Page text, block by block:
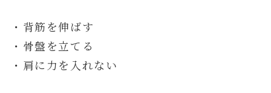
・背筋を伸ばす
・骨盤を立てる
・肩に力を入れない